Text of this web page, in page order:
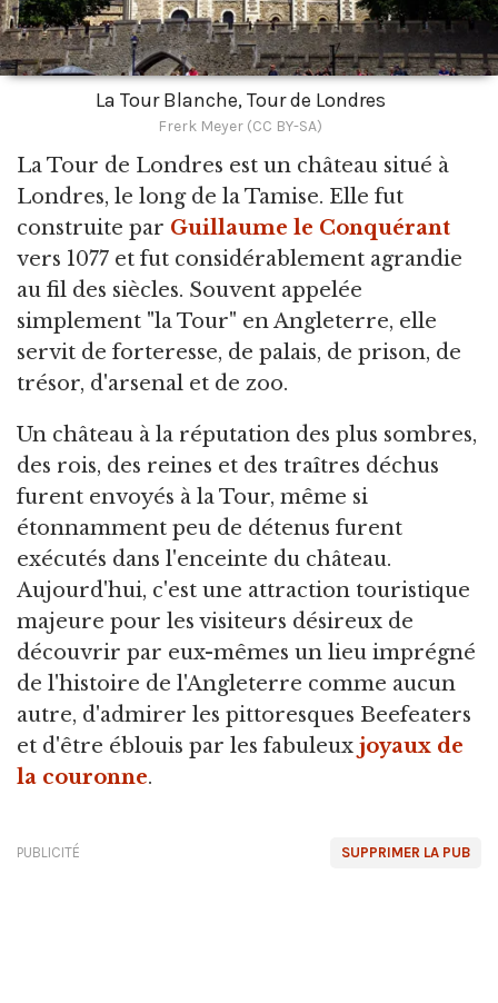
La Tour Blanche, Tour de Londres
Frerk Meyer (CC BY-SA)
La Tour de Londres est un château situé à
Londres, le long de la Tamise. Elle fut
construite par Guillaume le Conquérant
vers 1077 et fut considérablement agrandie
au fil des siècles. Souvent appelée
simplement "la Tour" en Angleterre, elle
servit de forteresse, de palais, de prison, de
trésor, d'arsenal et de zoo.
Un château à la réputation des plus sombres,
des rois, des reines et des traîtres déchus
furent envoyés à la Tour, même si
étonnamment peu de détenus furent
exécutés dans l'enceinte du château.
Aujourd'hui, c'est une attraction touristique
majeure pour les visiteurs désireux de
découvrir par eux-mêmes un lieu imprégné
de l'histoire de l'Angleterre comme aucun
autre, d'admirer les pittoresques Beefeaters
et d'être éblouis par les fabuleux joyaux de
la couronne.
SUPPRIMER LA PUB
PUBLICITÉ